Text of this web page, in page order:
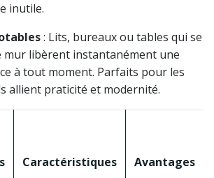
inutile.
: Lits, bureaux ou tables qui se
mur libèrent instantanément une
à tout moment. Parfaits pour les
allient praticité et modernité.
Caractéristiques Avantages